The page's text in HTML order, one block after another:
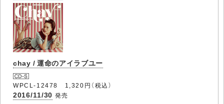
chay / 運命のアイラブユー
WPCL-12478 1,320円（税込）
2016/11/30 発売